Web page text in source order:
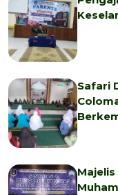
Safari